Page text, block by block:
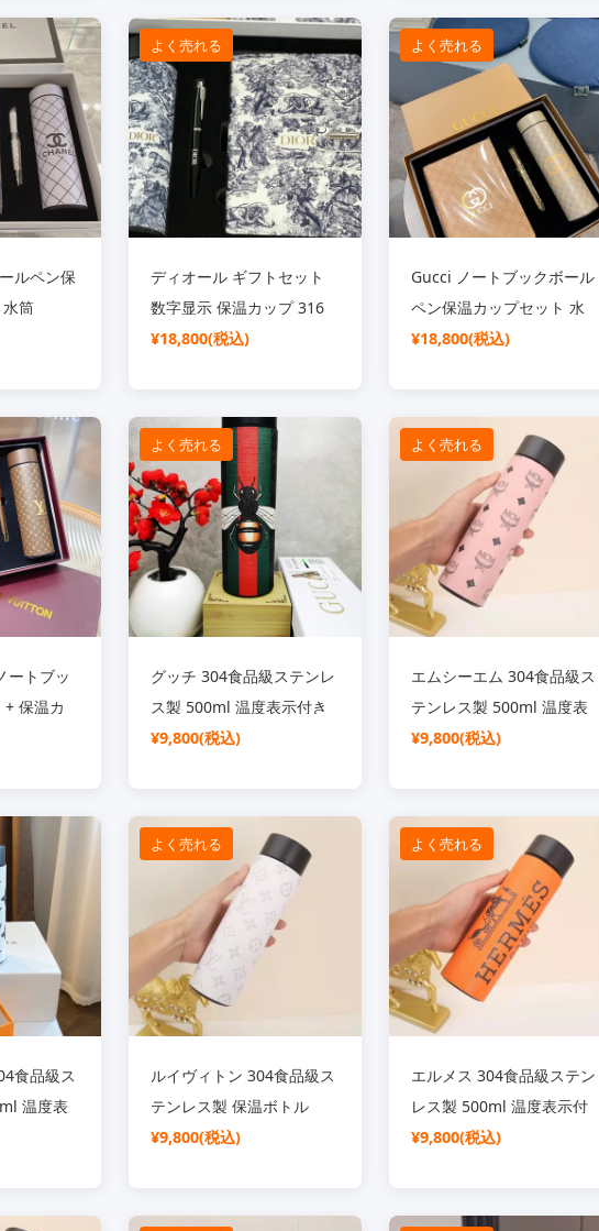
ット おしゃれ 実用的 プレ
ゼント
防漏 デザイン おしゃれ 実
用的 ギフトセット
ルペン保
筒
ブラン
よく売れる
ディオール ギフトセット
数字显示 保温カップ 316
ステンレス 高真空工艺 +ボ
保冷 安全 耐食性 おしゃれ
実用的
¥18,800(税込)
よく売れる
Gucci ノートブックボール
ペン保温カップセット 水
筒 500ml ステンレス 保冷
会 プレゼント
¥18,800(税込)
ートブッ
保温カ
テンレ
的 白領
よく売れる
グッチ 304食品級ステンレ
ス製 500ml 温度表示付き
高級保温杯
¥9,800(税込)
よく売れる
エムシーエム 304食品級ス
テンレス製 500ml 温度表
示付き 保温ボトル
¥9,800(税込)
食品級ス
温度表
よく売れる
ルイヴィトン 304食品級ス
テンレス製 保温ボトル
500ml 温度表示機能付き
¥9,800(税込)
よく売れる
エルメス 304食品級ステン
レス製 500ml 温度表示付
き 保温ボトル
¥9,800(税込)